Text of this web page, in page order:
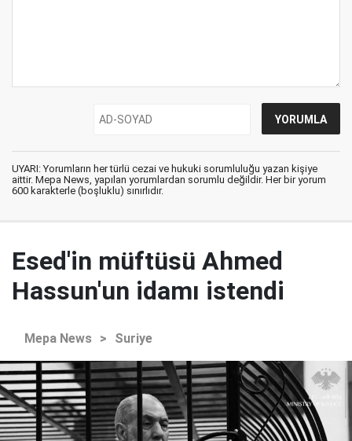
UYARI: Yorumların her türlü cezai ve hukuki sorumluluğu yazan kişiye
aittir. Mepa News, yapılan yorumlardan sorumlu değildir. Her bir yorum
600 karakterle (boşluklu) sınırlıdır.
Esed'in müftüsü Ahmed
Hassun'un idamı istendi
Mepa News > Suriye